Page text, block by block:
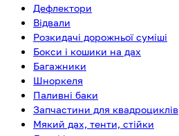
Дефлектори
Відвали
Розкидачі дорожньої суміші
Бокси і кошики на дах
Багажники
Шноркеля
Паливні баки
Запчастини для квадроциклів
Мякий дах, тенти, стійки